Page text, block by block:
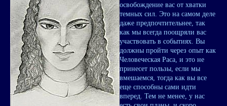
освобождение вас от хватки
темных сил. Это на самом деле
даже предпочтительнее, так
как мы всегда поощряли вас
участвовать в событиях. Вы
должны пройти через опыт как
Человеческая Раса, и это не
принесет пользы, если мы
вмешаемся, тогда как вы все
еще способны сами идти
вперед. Тем не менее, у нас